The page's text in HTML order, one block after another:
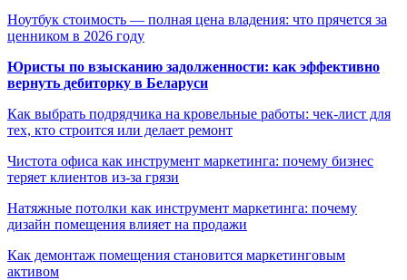
Ноутбук стоимость — полная цена владения: что прячется за
ценником в 2026 году
Юристы по взысканию задолженности: как эффективно
вернуть дебиторку в Беларуси
Как выбрать подрядчика на кровельные работы: чек-лист для
тех, кто строится или делает ремонт
Чистота офиса как инструмент маркетинга: почему бизнес
теряет клиентов из-за грязи
Натяжные потолки как инструмент маркетинга: почему
дизайн помещения влияет на продажи
Как демонтаж помещения становится маркетинговым
активом